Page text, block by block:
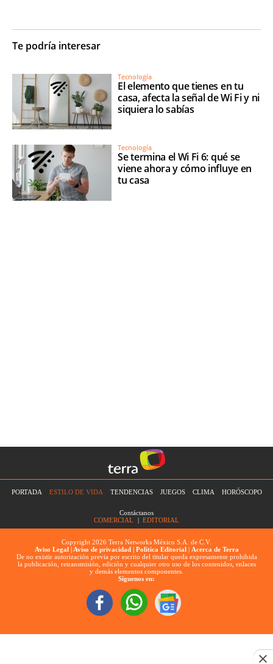
Te podría interesar
Tecnología
El elemento que tienes en tu
casa, afecta la señal de Wi Fi y ni
siquiera lo sabías
Tecnología
Se termina el Wi Fi 6: qué se
viene ahora y cómo influye en
tu casa
PORTADA ESTILO DE VIDA TENDENCIAS JUEGOS CLIMA HORÓSCOPO
Contáctanos
COMERCIAL
| EDITORIAL
Copyright 2026 Terra Networks México S.A. de C.V.
Aviso Legal | Aviso de privacidad | Política Editorial| Acerca de Terra
De no existir autorización previa por escrito del titular queda expresamente prohibida
la publicación, retransmisión, edición y cualquier otro uso de los contenidos, enlaces
y demás elementos componentes.
Síguenos en: